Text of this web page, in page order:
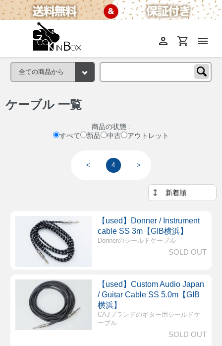
menu
shopping_cart
person
ケーブル 一覧
商品の状態 :
すべて
新品 中古 アウトレット
< 4 >
【used】Donner / Instrument
cable SS 3m【GIB横浜】
Donnerのシールドケーブル
SOLD OUT
【used】Custom Audio Japan
/ Guitar Cable SS 5.0m【GIB
横浜】
CAJブランドのギター用シールドケ
ーブル
SOLD OUT